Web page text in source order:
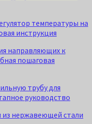
температуры на
инструкция
направляющих к
пошаговая
трубу для
руководство
из нержавеющей стали